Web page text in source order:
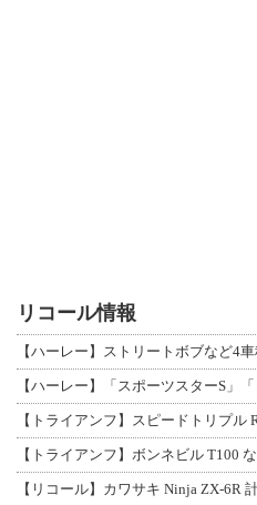
リコール情報
【ハーレー】ストリートボブなど4
【トライアンフ】スピードトリプル
【リコール】カワサキ Ninja ZX-6R